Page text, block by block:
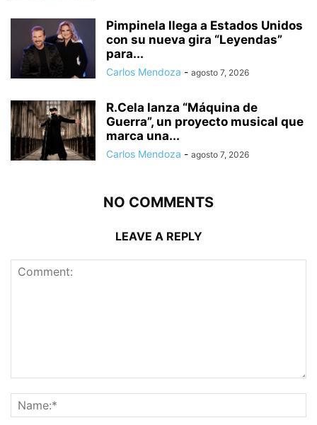
Pimpinela llega a Estados Unidos
con su nueva gira “Leyendas”
para...
Carlos Mendoza - agosto 7, 2026
R.Cela lanza “Máquina de
Guerra”, un proyecto musical que
marca una...
Carlos Mendoza - agosto 7, 2026
NO COMMENTS
LEAVE A REPLY